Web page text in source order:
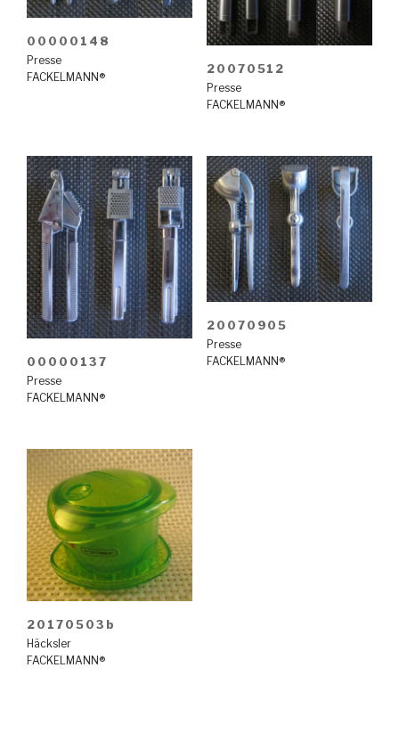
00000148
Presse
FACKELMANN®
20070512
Presse
FACKELMANN®
00000137
Presse
FACKELMANN®
20070905
Presse
FACKELMANN®
20170503b
Häcksler
FACKELMANN®